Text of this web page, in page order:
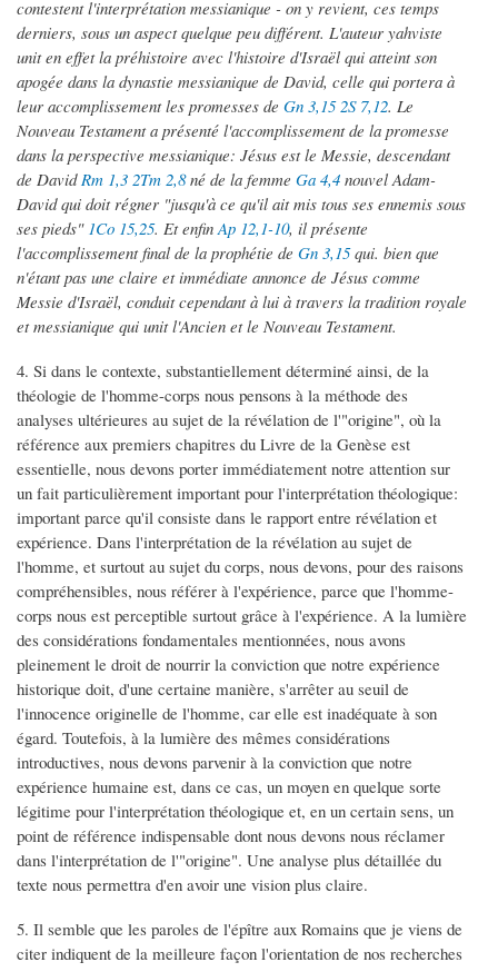
contestent l'interprétation messianique - on y revient, ces temps
derniers, sous un aspect quelque peu différent. L'auteur yahviste
unit en effet la préhistoire avec l'histoire d'Israël qui atteint son
apogée dans la dynastie messianique de David, celle qui portera à
leur accomplissement les promesses de Gn 3,15 2S 7,12. Le
Nouveau Testament a présenté l'accomplissement de la promesse
dans la perspective messianique: Jésus est le Messie, descendant
de DavidRm 1,3 2Tm 2,8né de la femme Ga 4,4 nouvel Adam-
David qui doit régner "jusqu'à ce qu'il ait mis tous ses ennemis sous
ses pieds" 1Co 15,25. Et enfinAp 12,1-10, il présente
l'accomplissement final de la prophétie de Gn 3,15qui. bien que
n'étant pas une claire et immédiate annonce de Jésus comme
Messie d'Israël, conduit cependant à lui à travers la tradition royale
et messianique qui unit l'Ancien et le Nouveau Testament.
4. Si dans le contexte, substantiellement déterminé ainsi, de la
théologie de l'homme-corps nous pensons à la méthode des
analyses ultérieures au sujet de la révélation de l'"origine", où la
référence aux premiers chapitres du Livre de la Genèse est
essentielle, nous devons porter immédiatement notre attention sur
un fait particulièrement important pour l'interprétation théologique:
important parce qu'il consiste dans le rapport entre révélation et
expérience. Dans l'interprétation de la révélation au sujet de
l'homme, et surtout au sujet du corps, nous devons, pour des raisons
compréhensibles, nous référer à l'expérience, parce que l'homme-
corps nous est perceptible surtout grâce à l'expérience. A la lumière
des considérations fondamentales mentionnées, nous avons
pleinement le droit de nourrir la conviction que notre expérience
historique doit, d'une certaine manière, s'arrêter au seuil de
l'innocence originelle de l'homme, car elle est inadéquate à son
égard. Toutefois, à la lumière des mêmes considérations
introductives, nous devons parvenir à la conviction que notre
expérience humaine est, dans ce cas, un moyen en quelque sorte
légitime pour l'interprétation théologique et, en un certain sens, un
point de référence indispensable dont nous devons nous réclamer
dans l'interprétation de l'"origine". Une analyse plus détaillée du
texte nous permettra d'en avoir une vision plus claire.
5. Il semble que les paroles de l'épître aux Romains que je viens de
citer indiquent de la meilleure façon l'orientation de nos recherches